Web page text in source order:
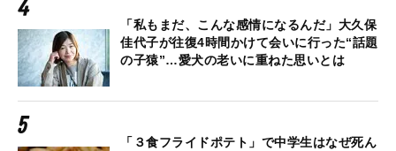
「私もまだ、こんな感情になるんだ」大久保
佳代子が往復4時間かけて会いに行った“話題
の子猿”…愛犬の老いに重ねた思いとは
「３食フライドポテト」で中学生はなぜ死ん